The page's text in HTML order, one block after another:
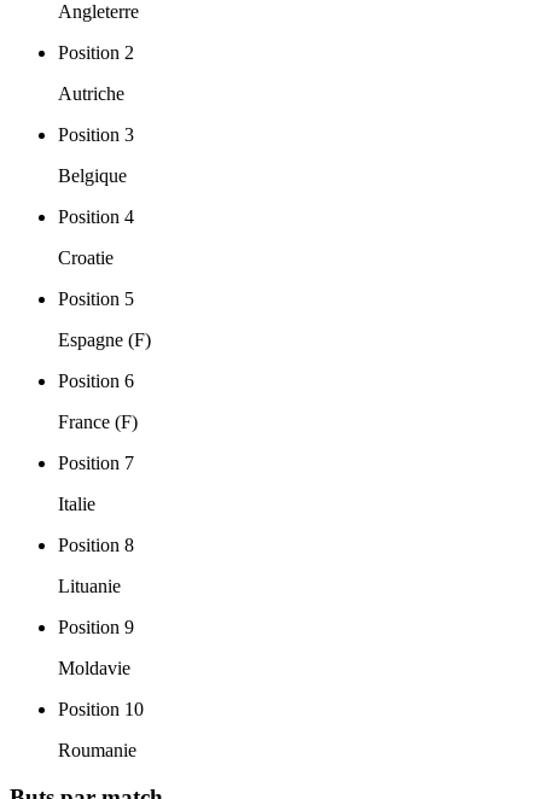
Angleterre
Position 2
Autriche
Position 3
Belgique
Position 4
Croatie
Position 5
Espagne (F)
Position 6
France (F)
Position 7
Italie
Position 8
Lituanie
Position 9
Moldavie
Position 10
Roumanie